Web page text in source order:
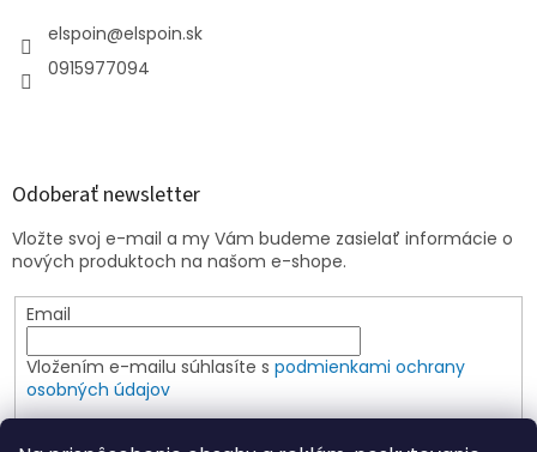
elspoin@elspoin.sk
0915977094
Odoberať newsletter
Vložte svoj e-mail a my Vám budeme zasielať informácie o
nových produktoch na našom e-shope.
Email
Vložením e-mailu súhlasíte s podmienkami ochrany
osobných údajov
PRIHLÁSIŤ SA